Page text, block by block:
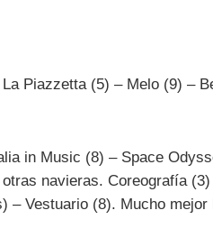
Piazzetta (5) – Melo (9) –
in Music (8) – Space
navieras. Coreografía
Vestuario (8). Mucho